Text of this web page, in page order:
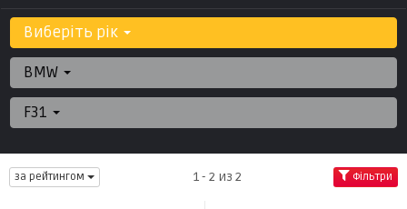
Виберіть рік
BMW
F31
за рейтингом 1 - 2 из 2 Фільтри